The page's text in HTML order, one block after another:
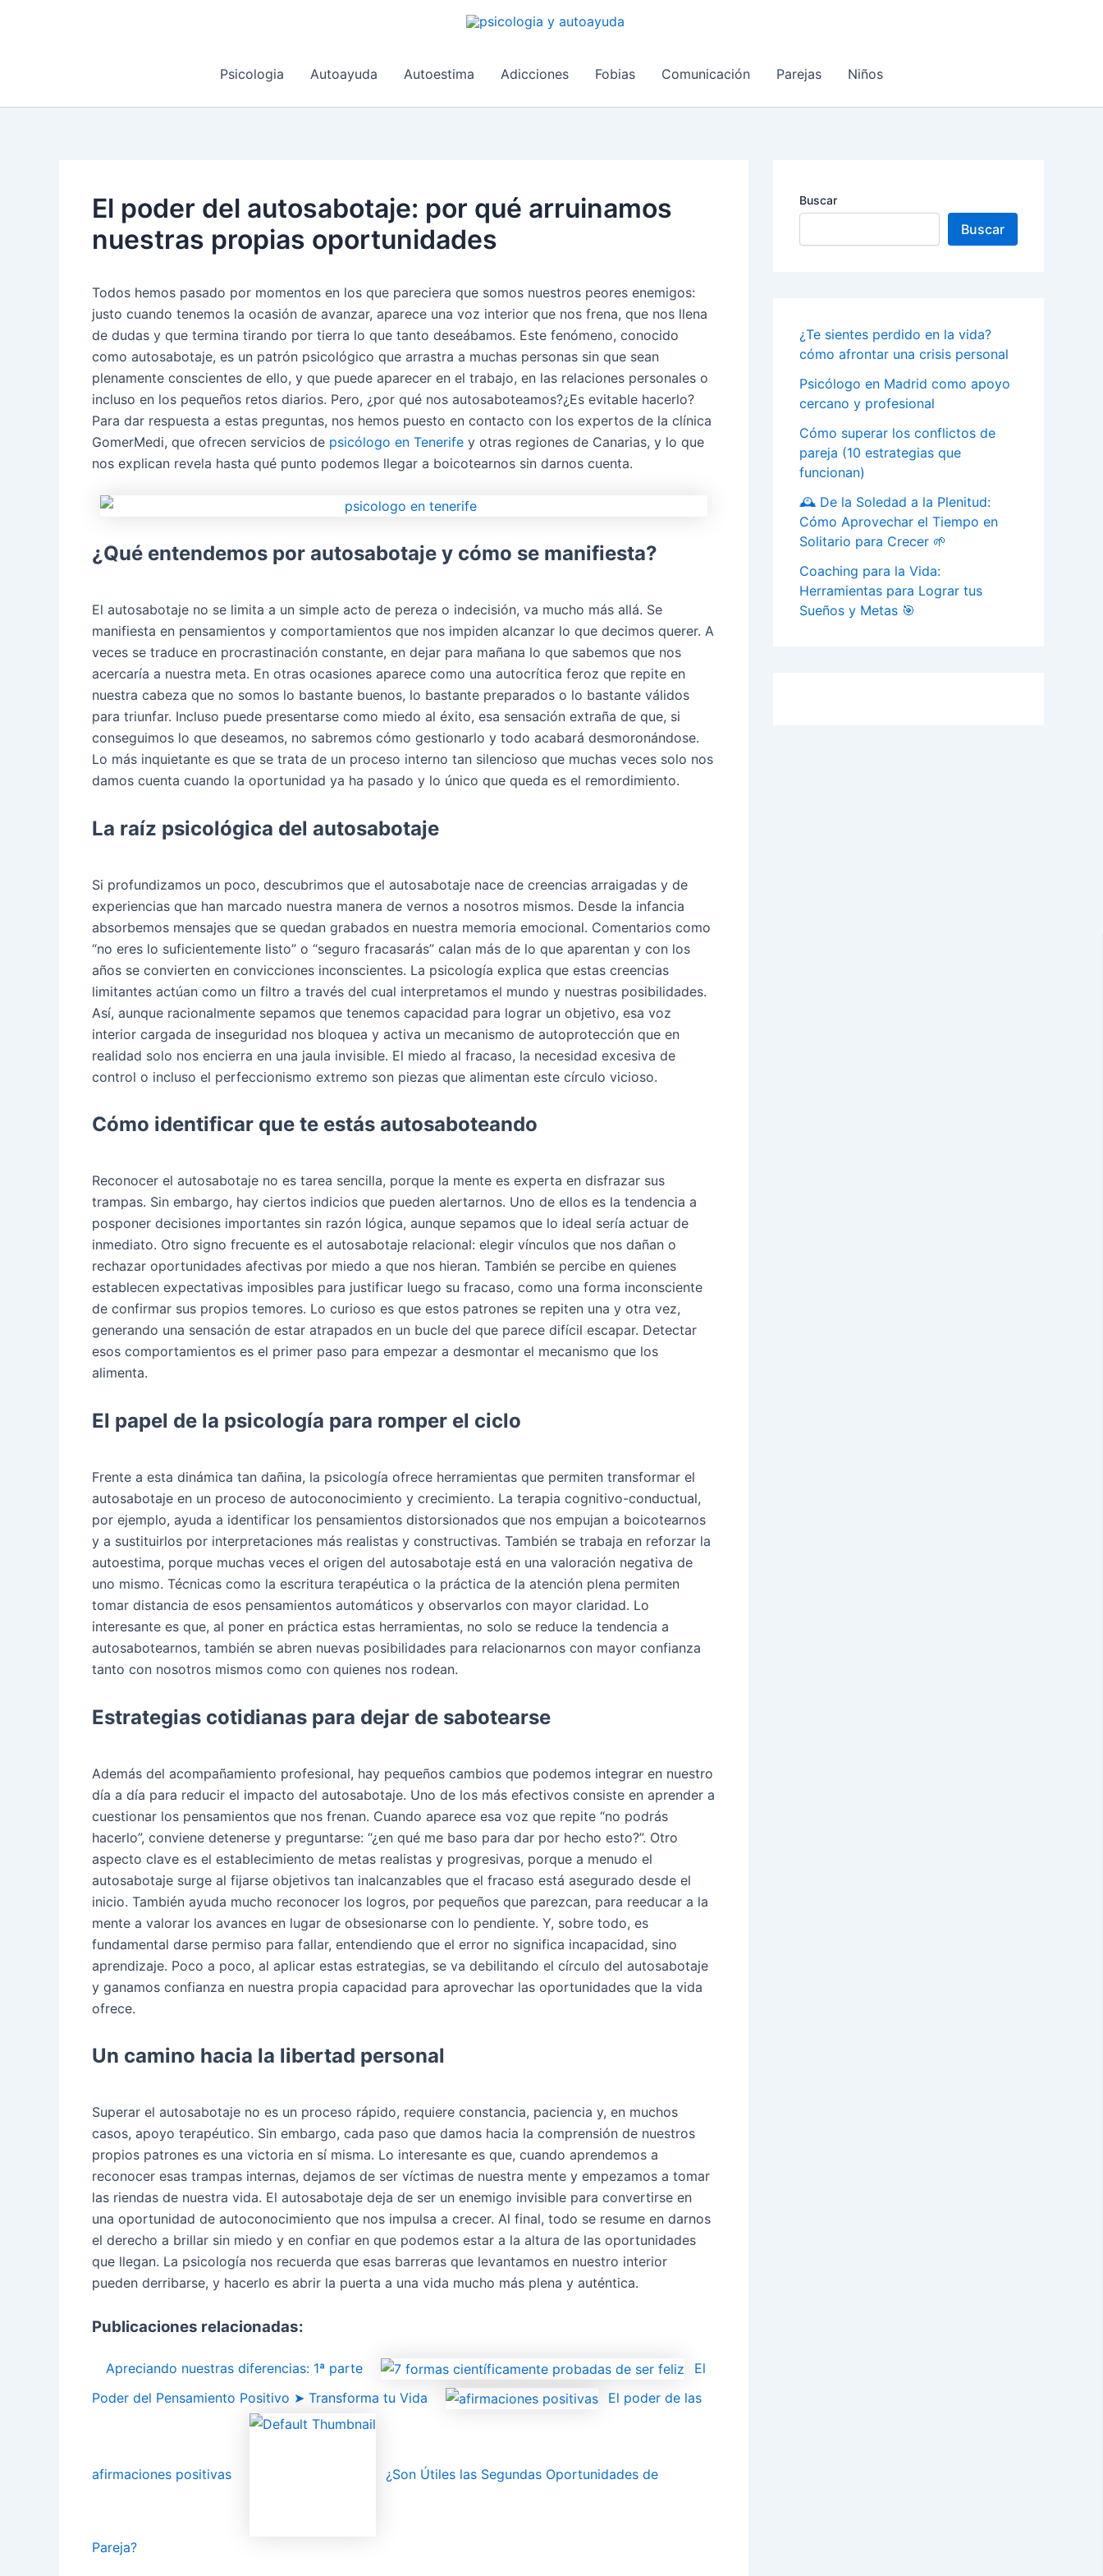
Psicologia
Autoayuda Autoestima Adicciones Fobias Comunicación Parejas Niños
El poder del autosabotaje: por qué arruinamos
nuestras propias oportunidades
Todos hemos pasado por momentos en los que pareciera que somos nuestros peores enemigos:
justo cuando tenemos la ocasión de avanzar, aparece una voz interior que nos frena, que nos llena
de dudas y que termina tirando por tierra lo que tanto deseábamos. Este fenómeno, conocido
como autosabotaje, es un patrón psicológico que arrastra a muchas personas sin que sean
plenamente conscientes de ello, y que puede aparecer en el trabajo, en las relaciones personales o
incluso en los pequeños retos diarios. Pero, ¿por qué nos autosaboteamos?¿Es evitable hacerlo?
Para dar respuesta a estas preguntas, nos hemos puesto en contacto con los expertos de la clínica
GomerMedi, que ofrecen servicios de psicólogo en Tenerife y otras regiones de Canarias, y lo que
nos explican revela hasta qué punto podemos llegar a boicotearnos sin darnos cuenta.
¿Qué entendemos por autosabotaje y cómo se manifiesta?
El autosabotaje no se limita a un simple acto de pereza o indecisión, va mucho más allá. Se
manifiesta en pensamientos y comportamientos que nos impiden alcanzar lo que decimos querer. A
veces se traduce en procrastinación constante, en dejar para mañana lo que sabemos que nos
acercaría a nuestra meta. En otras ocasiones aparece como una autocrítica feroz que repite en
nuestra cabeza que no somos lo bastante buenos, lo bastante preparados o lo bastante válidos
para triunfar. Incluso puede presentarse como miedo al éxito, esa sensación extraña de que, si
conseguimos lo que deseamos, no sabremos cómo gestionarlo y todo acabará desmoronándose.
Lo más inquietante es que se trata de un proceso interno tan silencioso que muchas veces solo nos
damos cuenta cuando la oportunidad ya ha pasado y lo único que queda es el remordimiento.
La raíz psicológica del autosabotaje
Si profundizamos un poco, descubrimos que el autosabotaje nace de creencias arraigadas y de
experiencias que han marcado nuestra manera de vernos a nosotros mismos. Desde la infancia
absorbemos mensajes que se quedan grabados en nuestra memoria emocional. Comentarios como
“no eres lo suficientemente listo” o “seguro fracasarás” calan más de lo que aparentan y con los
años se convierten en convicciones inconscientes. La psicología explica que estas creencias
limitantes actúan como un filtro a través del cual interpretamos el mundo y nuestras posibilidades.
Así, aunque racionalmente sepamos que tenemos capacidad para lograr un objetivo, esa voz
interior cargada de inseguridad nos bloquea y activa un mecanismo de autoprotección que en
realidad solo nos encierra en una jaula invisible. El miedo al fracaso, la necesidad excesiva de
control o incluso el perfeccionismo extremo son piezas que alimentan este círculo vicioso.
Cómo identificar que te estás autosaboteando
Reconocer el autosabotaje no es tarea sencilla, porque la mente es experta en disfrazar sus
trampas. Sin embargo, hay ciertos indicios que pueden alertarnos. Uno de ellos es la tendencia a
posponer decisiones importantes sin razón lógica, aunque sepamos que lo ideal sería actuar de
inmediato. Otro signo frecuente es el autosabotaje relacional: elegir vínculos que nos dañan o
rechazar oportunidades afectivas por miedo a que nos hieran. También se percibe en quienes
establecen expectativas imposibles para justificar luego su fracaso, como una forma inconsciente
de confirmar sus propios temores. Lo curioso es que estos patrones se repiten una y otra vez,
generando una sensación de estar atrapados en un bucle del que parece difícil escapar. Detectar
esos comportamientos es el primer paso para empezar a desmontar el mecanismo que los
alimenta.
El papel de la psicología para romper el ciclo
Frente a esta dinámica tan dañina, la psicología ofrece herramientas que permiten transformar el
autosabotaje en un proceso de autoconocimiento y crecimiento. La terapia cognitivo-conductual,
por ejemplo, ayuda a identificar los pensamientos distorsionados que nos empujan a boicotearnos
y a sustituirlos por interpretaciones más realistas y constructivas. También se trabaja en reforzar la
autoestima, porque muchas veces el origen del autosabotaje está en una valoración negativa de
uno mismo. Técnicas como la escritura terapéutica o la práctica de la atención plena permiten
tomar distancia de esos pensamientos automáticos y observarlos con mayor claridad. Lo
interesante es que, al poner en práctica estas herramientas, no solo se reduce la tendencia a
autosabotearnos, también se abren nuevas posibilidades para relacionarnos con mayor confianza
tanto con nosotros mismos como con quienes nos rodean.
Estrategias cotidianas para dejar de sabotearse
Además del acompañamiento profesional, hay pequeños cambios que podemos integrar en nuestro
día a día para reducir el impacto del autosabotaje. Uno de los más efectivos consiste en aprender a
cuestionar los pensamientos que nos frenan. Cuando aparece esa voz que repite “no podrás
hacerlo”, conviene detenerse y preguntarse: “¿en qué me baso para dar por hecho esto?”. Otro
aspecto clave es el establecimiento de metas realistas y progresivas, porque a menudo el
autosabotaje surge al fijarse objetivos tan inalcanzables que el fracaso está asegurado desde el
inicio. También ayuda mucho reconocer los logros, por pequeños que parezcan, para reeducar a la
mente a valorar los avances en lugar de obsesionarse con lo pendiente. Y, sobre todo, es
fundamental darse permiso para fallar, entendiendo que el error no significa incapacidad, sino
aprendizaje. Poco a poco, al aplicar estas estrategias, se va debilitando el círculo del autosabotaje
y ganamos confianza en nuestra propia capacidad para aprovechar las oportunidades que la vida
ofrece.
Un camino hacia la libertad personal
Superar el autosabotaje no es un proceso rápido, requiere constancia, paciencia y, en muchos
casos, apoyo terapéutico. Sin embargo, cada paso que damos hacia la comprensión de nuestros
propios patrones es una victoria en sí misma. Lo interesante es que, cuando aprendemos a
reconocer esas trampas internas, dejamos de ser víctimas de nuestra mente y empezamos a tomar
las riendas de nuestra vida. El autosabotaje deja de ser un enemigo invisible para convertirse en
una oportunidad de autoconocimiento que nos impulsa a crecer. Al final, todo se resume en darnos
el derecho a brillar sin miedo y en confiar en que podemos estar a la altura de las oportunidades
que llegan. La psicología nos recuerda que esas barreras que levantamos en nuestro interior
pueden derribarse, y hacerlo es abrir la puerta a una vida mucho más plena y auténtica.
Publicaciones relacionadas:
Apreciando nuestras diferencias: 1ª parte
El
Poder del Pensamiento Positivo ➤ Transforma tu Vida
El poder de las
afirmaciones positivas ¿Son Útiles las Segundas Oportunidades de
Pareja?
Buscar
Buscar
¿Te sientes perdido en la vida?
cómo afrontar una crisis personal
Psicólogo en Madrid como apoyo
cercano y profesional
Cómo superar los conflictos de
pareja (10 estrategias que
funcionan)
🕰️ De la Soledad a la Plenitud:
Cómo Aprovechar el Tiempo en
Solitario para Crecer 🌱
Coaching para la Vida:
Herramientas para Lograr tus
Sueños y Metas 🎯